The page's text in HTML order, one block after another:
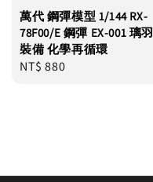
萬代 鋼彈模型 1/144 RX-
78F00/E 鋼彈 EX-001 璃羽
裝備 化學再循環
Regular
NT$ 880